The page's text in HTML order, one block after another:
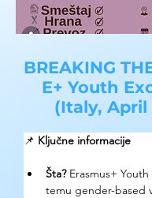
BREAKING
E+ Youth
(Italy, April
📌 Ključne informacije
Šta? Erasmus+ Youth
temu gender-based